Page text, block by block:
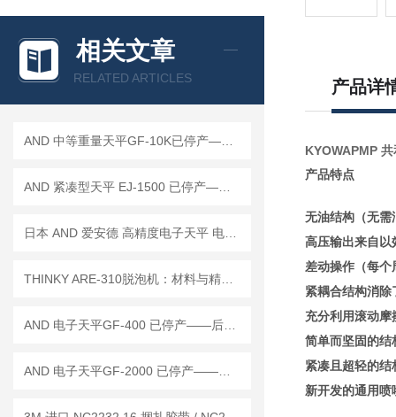
相关文章
RELATED ARTICLES 产品详
KYOWAPMP
产品特点
无油结构（无需
高压输出来自
差动操作（每个
紧耦合结构消
充分利用滚动
简单而坚固的结
紧凑且超轻的结
新开发的通用喷